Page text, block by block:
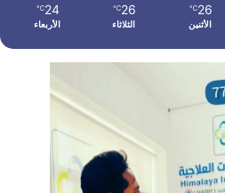
26
℃
الأثنين
26
℃
الثلاثاء
24
℃
الأربعاء